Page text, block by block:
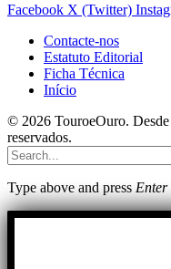
Facebook X (Twitter)
Contacte-nos
Estatuto Editorial
Ficha Técnica
Início
© 2026 TouroeOuro.
reservados.
Type above and press Enter